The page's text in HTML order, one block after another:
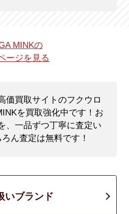
MINKの
ージを見る
価買取サイトのフクウロ
を買取強化中です！ お
、一品ずつ丁寧に査定い
ん査定は無料です！
いブランド